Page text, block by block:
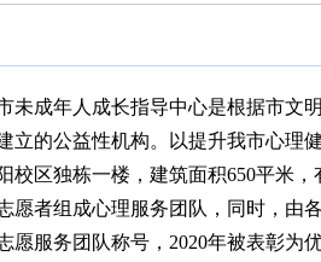
未成年人成长指导中心是根据市文
立的公益性机构。以提升我市心理
校区独栋一楼，建筑面积650平米
愿者组成心理服务团队，同时，由
愿服务团队称号，2020年被表彰为